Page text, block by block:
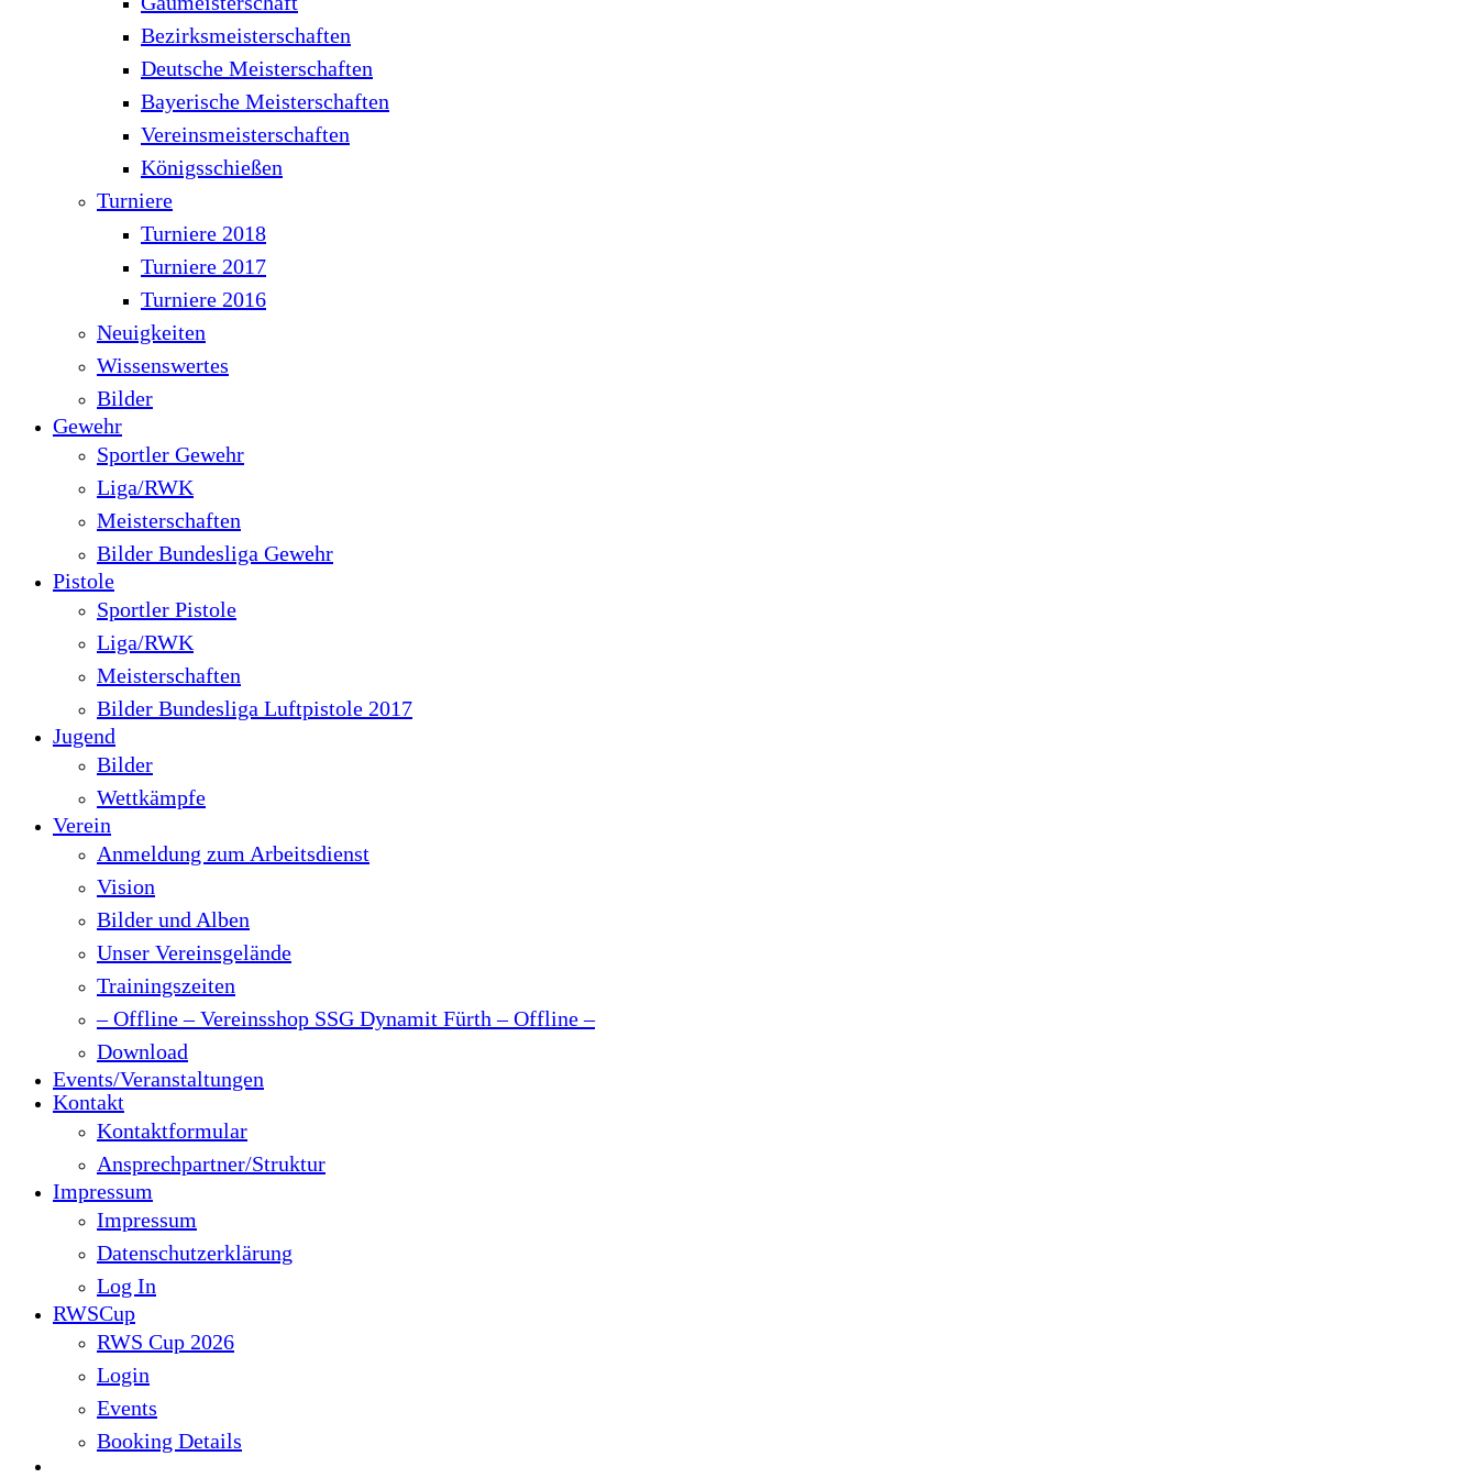
Bezirksmeisterschaften
Deutsche Meisterschaften
Bayerische Meisterschaften
Vereinsmeisterschaften
Königsschießen
Turniere
Turniere 2018
Turniere 2017
Turniere 2016
Neuigkeiten
Wissenswertes
Bilder
Gewehr
Sportler Gewehr
Liga/RWK
Meisterschaften
Bilder Bundesliga Gewehr
Pistole
Sportler Pistole
Liga/RWK
Meisterschaften
Bilder Bundesliga Luftpistole 2017
Jugend
Bilder
Wettkämpfe
Verein
Anmeldung zum Arbeitsdienst
Vision
Bilder und Alben
Unser Vereinsgelände
Trainingszeiten
– Offline – Vereinsshop SSG Dynamit Fürth – Offline –
Download
Events/Veranstaltungen
Kontakt
Kontaktformular
Ansprechpartner/Struktur
Impressum
Impressum
Datenschutzerklärung
Log In
RWSCup
RWS Cup 2026
Login
Events
Booking Details